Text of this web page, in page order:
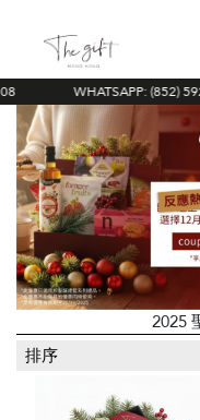
WHATSAPP: (852)
2025
排序